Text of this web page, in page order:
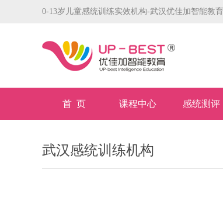
0-13岁儿童感统训练实效机构-武汉优佳加智能教育
首 页 课程中心 感统测评
武汉感统训练机构